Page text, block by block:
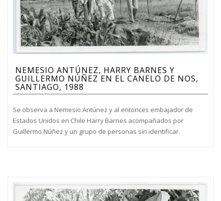
NEMESIO ANTÚNEZ, HARRY BARNES Y
GUILLERMO NÚÑEZ EN EL CANELO DE NOS,
SANTIAGO, 1988
Se observa a Nemesio Antúnez y al entonces embajador de
Estados Unidos en Chile Harry Barnes acompañados por
Guillermo Núñez y un grupo de personas sin identificar.